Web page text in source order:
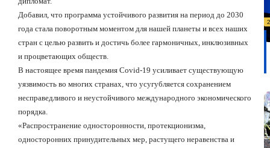
Добавил, что программа устойчивого развития на период до 2030
года стала поворотным моментом для нашей планеты и всех наших
стран с целью развить и достичь более гармоничных, инклюзивных
и процветающих обществ.
В настоящее время пандемия Covid-19 усиливает существующую
уязвимость во многих странах, что усугубляется сохранением
несправедливого и неустойчивого международного экономического
порядка.
«Распространение односторонности, протекционизма,
односторонних принудительных мер, растущего неравенства и